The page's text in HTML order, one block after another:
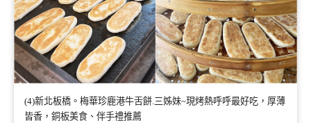
(4)新北板橋。梅華珍鹿港牛舌餅.三姊妹~現烤熱呼呼最好吃，厚薄
皆香，銅板美食、伴手禮推薦